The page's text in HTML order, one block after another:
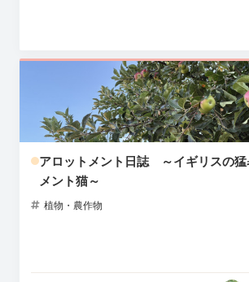
アロットメント日誌 ～イギリスの猛
メント猫～
植物・農作物